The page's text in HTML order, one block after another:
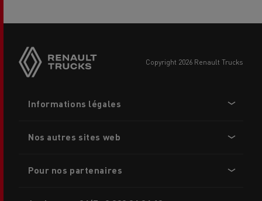
buttons
copyright 2026 Renault Trucks
menu
Informations légales
Nos autres sites web
Pour nos partenaires